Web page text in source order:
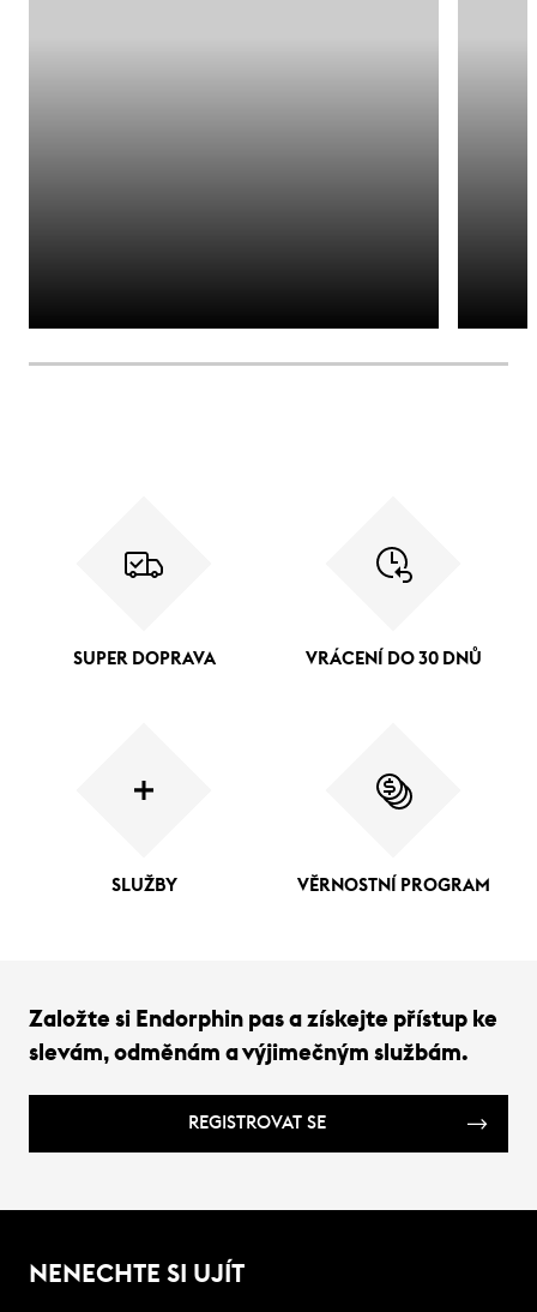
SUPER DOPRAVA VRÁCENÍ DO 30 DNŮ
SLUŽBY VĚRNOSTNÍ PROGRAM
Založte si Endorphin pas a získejte přístup ke
slevám, odměnám a výjimečným službám.
REGISTROVAT SE
NENECHTE SI UJÍT